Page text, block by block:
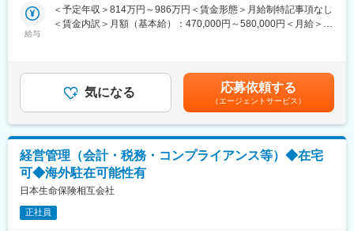
どキャリア構築が可能です。
・米国を中心とする海外グループ会社の経理関連業務（業績管
理・分析）
財務・管理・戦略業務等に取り組んでいただき、駐在から帰国後
は本社等にて、経理財務業務での活躍を期待しています。
戦略検討・立案を担っています。現地駐在員と連携しながら、毎
月の業績報告資料作成や予算資料等を作成し、社内への報告を行
います。兼務メンバーも含めて約16名で構成されており、営業・
法務・総務・生産技術など各部門からのメンバーが集まる組織で
す。
給与
＜予定年収＞814万円～986万円＜賃金形態＞月給制特記事項なし
＜賃金内訳＞月額（基本給）：470,000円～580,000円＜月給＞
き決定致します。ご経験次第では、非管理職層でのご入社の可能
性も有ります。上記年収は管理職採用の場合です。■昇給：年1回
■賞与：年2回賃金はあくまでも目安の金額であり、選考を通じて
上下する可能性があります。月給(月額)は固定手当を含めた表記で
す。
気になる 応募依頼する
（エージェントサービス）
経営管理（会計・税務・コンプライアンス等）◆在宅
可◆海外駐在可能性有
日本生命保険相互会社
正社員